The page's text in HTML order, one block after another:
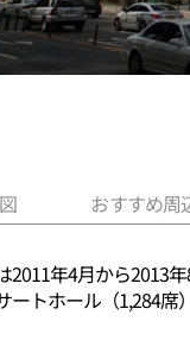
おすすめ周
年4月から2013
トホール（1,284席